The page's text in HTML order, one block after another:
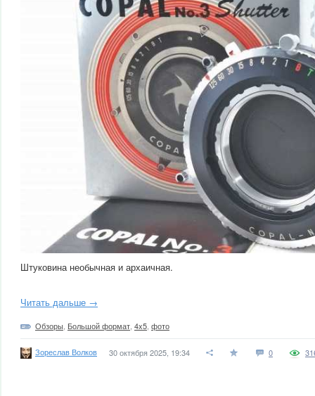
Штуковина необычная и архаичная.
Читать дальше →
Обзоры, Большой формат, 4x5, фото
Зореслав Волков 30 октября 2025, 19:34 0